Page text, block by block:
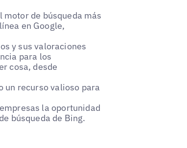
de búsqueda más
en Google,
y sus valoraciones
para los
cosa, desde
un recurso valioso para
la oportunidad
búsqueda de Bing.